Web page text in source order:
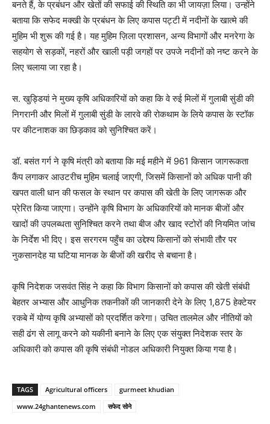
बनते हैं, के प्रबंधन और खेतों की सफाई की स्थिति का भी जायज़ा लिया। उन्होंने
बताया कि सफेद मक्खी के प्रबंधन के लिए कपास पट्टी में नदीनों के खात्मे की
मुहिम भी शुरू की गई है। यह मुहिम ज़िला प्रशासन, अन्य विभागों और मनरेगा के
सहयोग से सड़कों, नहरों और खाली पड़ी जगहों पर उपजे नदीनों को नष्ट करने के
लिए चलाया जा रहा है।
स. खुड्डियां ने मुख्य कृषि अधिकारियों को कहा कि वे रुई मिलों में गुलाबी सुंडी की
निगरानी और मिलों में गुलाबी सुंडी के लारवे की रोकथाम के लिये कपास के स्टॉक
पर कीटनाशक का छिड़काव को सुनिश्चित करें।
डॉ. बसंत गर्ग ने कृषि मंत्री को बताया कि मई महीने में 961 किसान जागरूकता
कैंप लगाकर आउटरीच मुहिम चलाई जाएगी, जिसमें किसानों को अधिक पानी की
खपत वाली धान की फसल के स्थान पर कपास की खेती के लिए जागरूक और
प्रेरित किया जाएगा। उन्होंने कृषि विभाग के अधिकारियों को मानक बीजों और
खादों की उपलब्धता सुनिश्चित करने तथा बीज और खाद स्टोरों की नियमित जांच
के निर्देश भी दिए। इस सरगरम पहुँच का उद्देश्य किसानों को संभावी तौर पर
नुकसानदेह या घटिया मानक के बीजों की खरीद से बचाना है।
कृषि निदेशक जसवंत सिंह ने कहा कि विभाग किसानों को कपास की खेती संबंधी
बेहतर अभ्यास और आधुनिक तकनीकों की जानकारी देने के लिए 1,875 हेक्टेयर
रकबे में योग्य कृषि अभ्यासों को प्रदर्शित करेगा। उचित तालमेल और नीतियों को
सही ढंग से लागू करने को यकीनी बनाने के लिए एक संयुक्त निदेशक स्तर के
अधिकारी को कपास की कृषि संबंधी नोडल अधिकारी नियुक्त किया गया है।
TAGS Agricultural officers
gurmeet khudian
www.24ghantenews.com
सफेद सोने